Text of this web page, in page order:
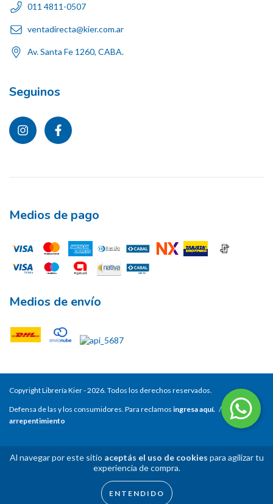
Al navegar por este sitio aceptás el uso de cookies para agilizar tu
experiencia de compra.
ENTENDIDO
011 4811-0507
ventadirecta@kier.com.ar
Av. Santa Fe 1260, CABA.
Seguinos
Medios de pago
Medios de envío
Copyright Librería Kier - 2026. Todos los derechos reservados.
Defensa de las y los consumidores. Para reclamos ingresa aquí. /
Botón de
arrepentimiento